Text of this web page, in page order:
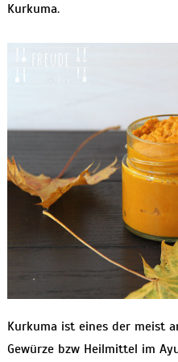
Kurkuma.
Kurkuma ist eines der meist
Gewürze bzw Heilmittel im